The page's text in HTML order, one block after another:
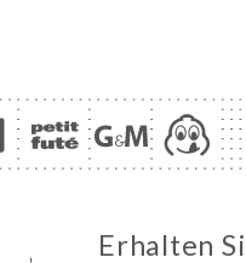
Erhalten